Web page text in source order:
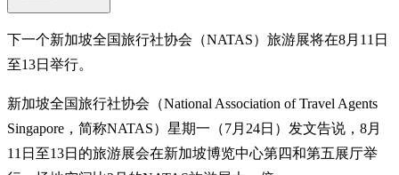
下一个新加坡全国旅行社协会（NATAS）旅游展将在8月11日
至13日举行。
新加坡全国旅行社协会（National Association of Travel Agents
Singapore，简称NATAS）星期一（7月24日）发文告说，8月
11日至13日的旅游展会在新加坡博览中心第四和第五展厅举